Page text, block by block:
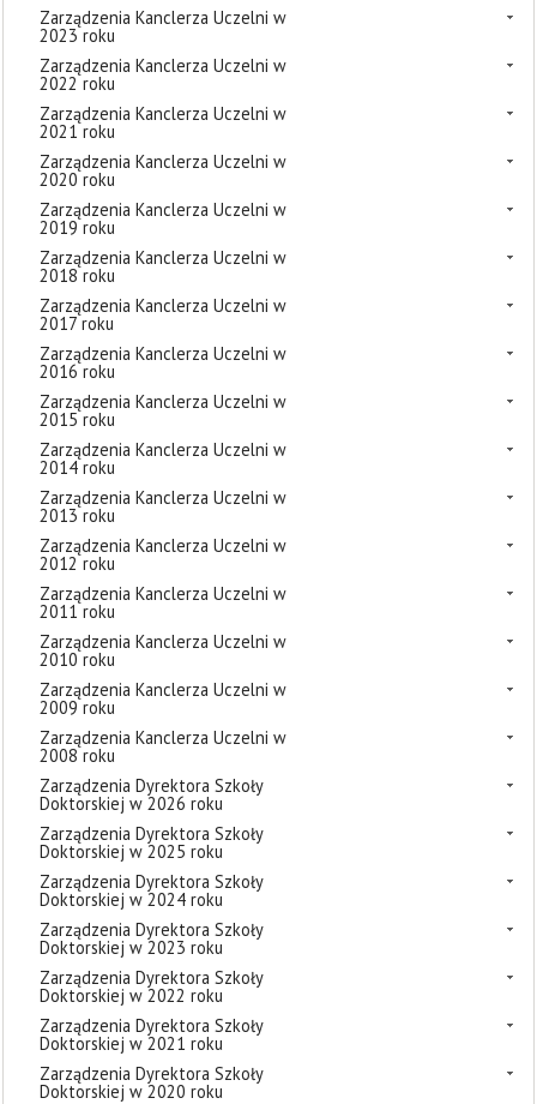
Zarządzenia Kanclerza Uczelni w
2023 roku
Zarządzenia Kanclerza Uczelni w
2022 roku
Zarządzenia Kanclerza Uczelni w
2021 roku
Zarządzenia Kanclerza Uczelni w
2020 roku
Zarządzenia Kanclerza Uczelni w
2019 roku
Zarządzenia Kanclerza Uczelni w
2018 roku
Zarządzenia Kanclerza Uczelni w
2017 roku
Zarządzenia Kanclerza Uczelni w
2016 roku
Zarządzenia Kanclerza Uczelni w
2015 roku
Zarządzenia Kanclerza Uczelni w
2014 roku
Zarządzenia Kanclerza Uczelni w
2013 roku
Zarządzenia Kanclerza Uczelni w
2012 roku
Zarządzenia Kanclerza Uczelni w
2011 roku
Zarządzenia Kanclerza Uczelni w
2010 roku
Zarządzenia Kanclerza Uczelni w
2009 roku
Zarządzenia Kanclerza Uczelni w
2008 roku
Zarządzenia Dyrektora Szkoły
Doktorskiej w 2026 roku
Zarządzenia Dyrektora Szkoły
Doktorskiej w 2025 roku
Zarządzenia Dyrektora Szkoły
Doktorskiej w 2024 roku
Zarządzenia Dyrektora Szkoły
Doktorskiej w 2023 roku
Zarządzenia Dyrektora Szkoły
Doktorskiej w 2022 roku
Zarządzenia Dyrektora Szkoły
Doktorskiej w 2021 roku
Zarządzenia Dyrektora Szkoły
Doktorskiej w 2020 roku